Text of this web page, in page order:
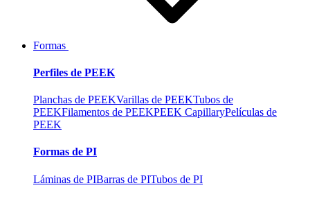
Formas
Perfiles de PEEK
Planchas de PEEKVarillas de PEEKTubos de
PEEKFilamentos de PEEKPEEK CapillaryPelículas de
PEEK
Formas de PI
Láminas de PIBarras de PITubos de PI